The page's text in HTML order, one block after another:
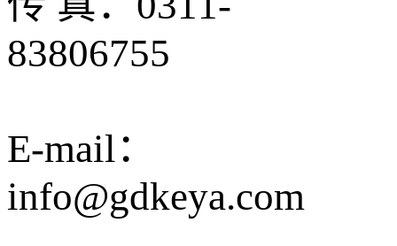
83806755
E-mail：
info@gdkeya.com